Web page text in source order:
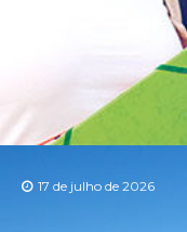
17 de julho de 2026